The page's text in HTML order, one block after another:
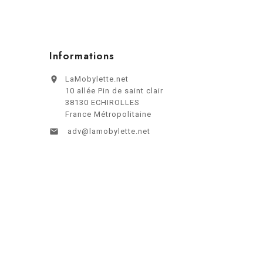
Informations

LaMobylette.net
10 allée Pin de saint clair
38130 ECHIROLLES
France Métropolitaine
 adv@lamobylette.net